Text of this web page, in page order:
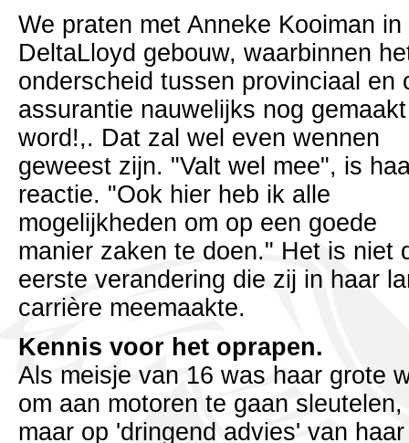
We praten met Anneke Kooiman in
DeltaLloyd gebouw, waarbinnen
onderscheid tussen provinciaal en
assurantie nauwelijks nog gemaakt
word!,. Dat zal wel even wennen
geweest zijn. "Valt wel mee", is
reactie. "Ook hier heb ik alle
mogelijkheden om op een goede
manier zaken te doen." Het is niet
eerste verandering die zij in haar
carrière meemaakte.
Kennis voor het oprapen.
Als meisje van 16 was haar grote
om aan motoren te gaan sleutelen,
maar op 'dringend advies' van haar